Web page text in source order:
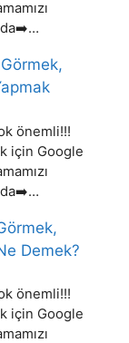
önemli!!!
için Google
Demek?
önemli!!!
için Google